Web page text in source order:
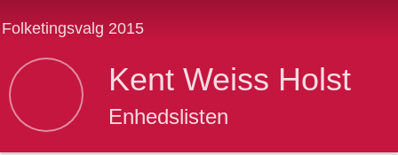
Folketingsvalg 2015
Kent Weiss Holst
Enhedslisten